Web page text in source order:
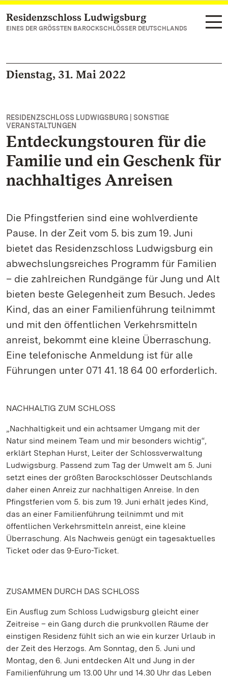
Zum Hauptinhalt springen
Residenzschloss Ludwigsburg
EINES DER GRÖSSTEN BAROCKSCHLÖSSER DEUTSCHLANDS
Dienstag, 31. Mai 2022
RESIDENZSCHLOSS LUDWIGSBURG | SONSTIGE
VERANSTALTUNGEN
Entdeckungstouren für die
Familie und ein Geschenk für
nachhaltiges Anreisen
Die Pfingstferien sind eine wohlverdiente
Pause. In der Zeit vom 5. bis zum 19. Juni
bietet das Residenzschloss Ludwigsburg ein
abwechslungsreiches Programm für Familien
– die zahlreichen Rundgänge für Jung und Alt
bieten beste Gelegenheit zum Besuch. Jedes
Kind, das an einer Familienführung teilnimmt
und mit den öffentlichen Verkehrsmitteln
anreist, bekommt eine kleine Überraschung.
Eine telefonische Anmeldung ist für alle
Führungen unter 071 41. 18 64 00 erforderlich.
NACHHALTIG ZUM SCHLOSS
„Nachhaltigkeit und ein achtsamer Umgang mit der
Natur sind meinem Team und mir besonders wichtig“,
erklärt Stephan Hurst, Leiter der Schlossverwaltung
Ludwigsburg. Passend zum Tag der Umwelt am 5. Juni
setzt eines der größten Barockschlösser Deutschlands
daher einen Anreiz zur nachhaltigen Anreise. In den
Pfingstferien vom 5. bis zum 19. Juni erhält jedes Kind,
das an einer Familienführung teilnimmt und mit
öffentlichen Verkehrsmitteln anreist, eine kleine
Überraschung. Als Nachweis genügt ein tagesaktuelles
Ticket oder das 9-Euro-Ticket.
ZUSAMMEN DURCH DAS SCHLOSS
Ein Ausflug zum Schloss Ludwigsburg gleicht einer
Zeitreise – ein Gang durch die prunkvollen Räume der
einstigen Residenz fühlt sich an wie ein kurzer Urlaub in
der Zeit des Herzogs. Am Sonntag, den 5. Juni und
Montag, den 6. Juni entdecken Alt und Jung in der
Familienführung um 13.00 Uhr und 14.30 Uhr das Leben